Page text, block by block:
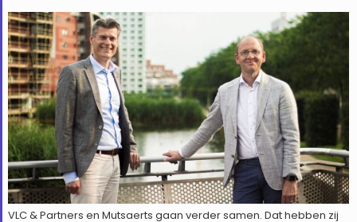
VLC & Partners en Mutsaerts gaan verder samen. Dat hebben zij